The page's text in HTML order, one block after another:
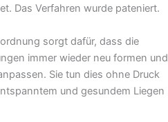
Das Verfahren wurde pateniert.
sorgt dafür, dass die
immer wieder neu formen und
Sie tun dies ohne Druck
und gesundem Liegen